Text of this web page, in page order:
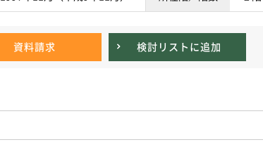
資料請求 検討リストに追加